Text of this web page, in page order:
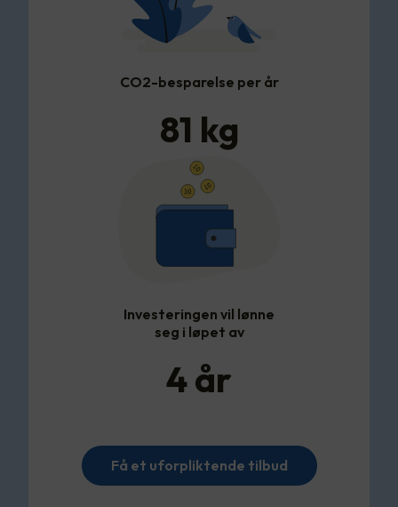
CO2-besparelse per år
81 kg
Investeringen vil lønne
seg i løpet av
4år
Få et uforpliktende tilbud